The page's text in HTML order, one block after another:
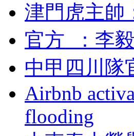
津門虎主帥
官方  ：
中甲四川隊
Airbnb
flooding